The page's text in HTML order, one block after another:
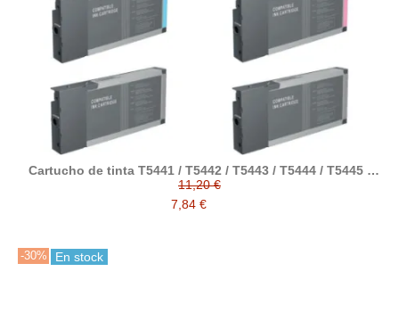
Cartucho de tinta T5441 / T5442 / T5443 / T5444 / T5445 /
T5446 / T5447 / T5448 compatible a EPSON
11,20 €
7,84 €
-30% En stock